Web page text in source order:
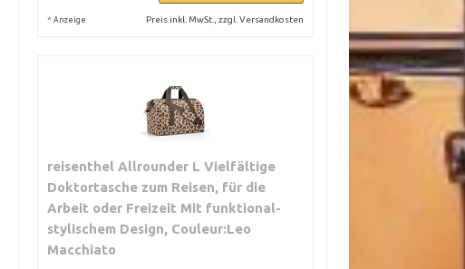
* Anzeige Preis inkl. MwSt., zzgl. Versandkosten
reisenthel Allrounder L Vielfältige
Doktortasche zum Reisen, für die
Arbeit oder Freizeit Mit funktional-
stylischem Design, Couleur:Leo
Macchiato